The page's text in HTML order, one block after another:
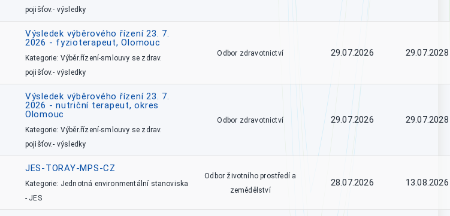
pojišťov.- výsledky
Výsledek výběrového řízení 23. 7.
2026 - fyzioterapeut, Olomouc
Kategorie: Výběr.řízení-smlouvy se zdrav.
pojišťov.- výsledky
Odbor zdravotnictví 29.07.2026 29.07.2028
Výsledek výběrového řízení 23. 7.
2026 - nutriční terapeut, okres
Olomouc
Kategorie: Výběr.řízení-smlouvy se zdrav.
pojišťov.- výsledky
Odbor zdravotnictví 29.07.2026 29.07.2028
JES-TORAY-MPS-CZ
Kategorie: Jednotná environmentální stanoviska
- JES
Odbor životního prostředí a
zemědělství
28.07.2026 13.08.2026